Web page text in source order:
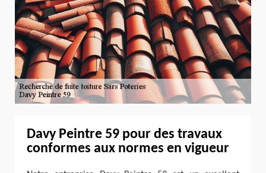
Davy Peintre 59 pour des travaux
conformes aux normes en vigueur